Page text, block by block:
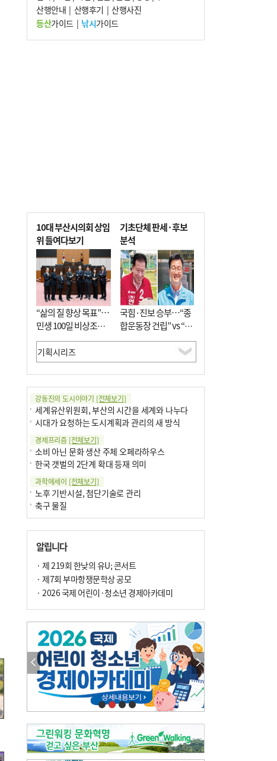
9
부산 철강공장 50대 노동자 추락사
10 국힘 부산시당, ‘정이한 조력’ 시의원 윤리
위에…‘한동훈 지지’도 신고접수
산행안내 | 산행후기 | 산행사진
등산가이드| 낚시가이드
10대 부산시의회 상임
위 들여다보기
“삶의 질 향상 목표”…
민생 100일 비상조치
면밀 심사
기초단체 판세·후보
분석
국힘·진보 승부…“종
합운동장 건립” vs “출
근 공공버스 도입”
강동진의 도시이야기 [전체보기]
세계유산위원회, 부산의 시간을 세계와 나누다
시대가 요청하는 도시계획과 관리의 새 방식
경제프리즘 [전체보기]
소비 아닌 문화 생산 주체 오페라하우스
한국 갯벌의 2단계 확대 등재 의미
과학에세이 [전체보기]
노후 기반시설, 첨단기술로 관리
축구 물질
부정선거
선관위와 尹의 ‘0점 답안’
기고[전체보기]
환자의 희망, 헌혈의 힘
대학과 지역 ‘연결’이 지역혁신이다
엘리트 자평해온 市 공무원…생중계 회의서 능력 입증을
김준희의 클래식 인사이트[전체보기]
여름날의 애상, 왈츠
빛나는 꿈의 계절, 4월의 노래
김지윤의 우리음악 이야기[전체보기]
세종시대 음악이 전해진 이유
영산회상, 불교음악에서 풍류음악으로
뉴스와 현장[전체보기]
‘800조 투자’ 희비 가른 재생에너지
뜨거워지는 바다, 북쪽으로 열리는 항로
알립니다
· 제 219회 한낮의 유U; 콘서트
· 제7회 부마항쟁문학상 공모
· 2026 국제 어린이·청소년 경제아카데미